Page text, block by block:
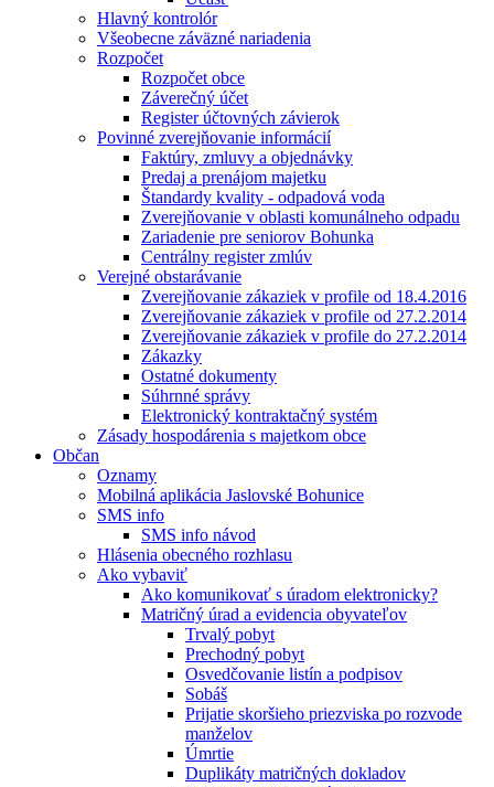
Hlavný kontrolór
Všeobecne záväzné nariadenia
Rozpočet
Rozpočet obce
Záverečný účet
Register účtovných závierok
Povinné zverejňovanie informácií
Faktúry, zmluvy a objednávky
Predaj a prenájom majetku
Štandardy kvality - odpadová voda
Zverejňovanie v oblasti komunálneho odpadu
Zariadenie pre seniorov Bohunka
Centrálny register zmlúv
Verejné obstarávanie
Zverejňovanie zákaziek v profile od 18.4.2016
Zverejňovanie zákaziek v profile od 27.2.2014
Zverejňovanie zákaziek v profile do 27.2.2014
Zákazky
Ostatné dokumenty
Súhrnné správy
Elektronický kontraktačný systém
Zásady hospodárenia s majetkom obce
Občan
Oznamy
Mobilná aplikácia Jaslovské Bohunice
SMS info
SMS info návod
Hlásenia obecného rozhlasu
Ako vybaviť
Ako komunikovať s úradom elektronicky?
Matričný úrad a evidencia obyvateľov
Trvalý pobyt
Prechodný pobyt
Osvedčovanie listín a podpisov
Sobáš
Prijatie skoršieho priezviska po rozvode
manželov
Úmrtie
Duplikáty matričných dokladov